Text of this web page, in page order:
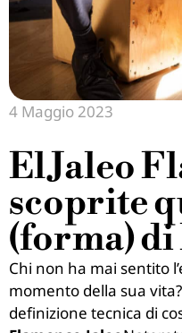
4 Maggio 2023
El Jaleo
scoprite
(forma) di
Chi non ha mai sentito
momento della sua
definizione tecnica di